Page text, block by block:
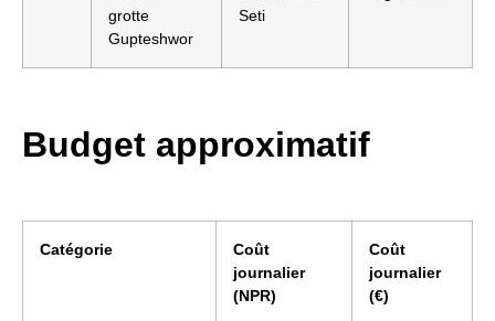
grotte
Gupteshwor
Seti
Budget approximatif
Catégorie
Coût
journalier
(NPR)
Coût
journalier
(€)